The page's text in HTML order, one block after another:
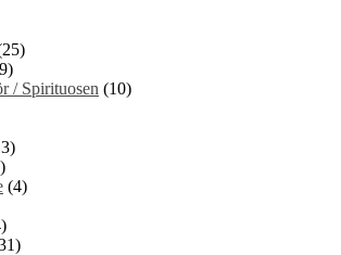
/ Spirituosen (10)
(4)